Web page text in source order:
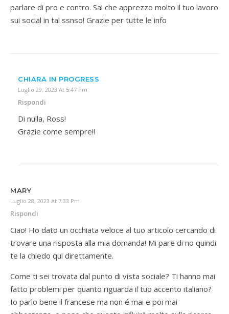
parlare di pro e contro. Sai che apprezzo molto il tuo lavoro
sui social in tal ssnso! Grazie per tutte le info
CHIARA IN PROGRESS
Luglio 29, 2023 At 5:47 Pm
Rispondi
Di nulla, Ross!
Grazie come sempre!!
MARY
Luglio 28, 2023 At 7:33 Pm
Rispondi
Ciao! Ho dato un occhiata veloce al tuo articolo cercando di
trovare una risposta alla mia domanda! Mi pare di no quindi
te la chiedo qui direttamente.
Come ti sei trovata dal punto di vista sociale? Ti hanno mai
fatto problemi per quanto riguarda il tuo accento italiano?
Io parlo bene il francese ma non é mai e poi mai